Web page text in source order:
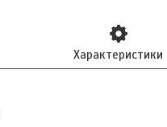
Характеристики